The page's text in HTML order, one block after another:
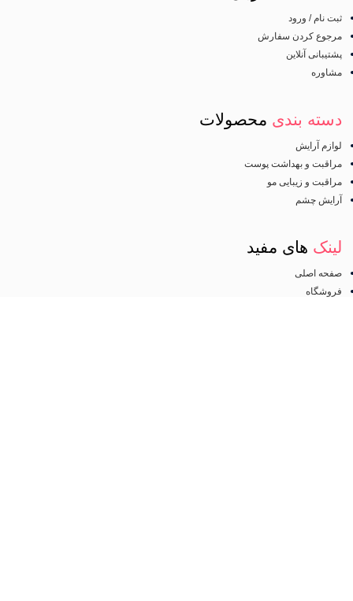
ثبت نام / ورود
مرجوع کردن سفارش
پشتیبانی آنلاین
مشاوره
دسته بندی محصولات
لوازم آرایش
مراقبت و بهداشت پوست
مراقبت و زیبایی مو
آرایش چشم
لینک های مفید
صفحه اصلی
فروشگاه